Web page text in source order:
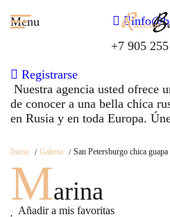
Menu
+7 905
Registrarse
Nuestra agencia usted ofrece
de conocer a una bella chica
en Rusia y en toda Europa.
Inicio Galeria San Petersburgo chica
Marina
Añadir a mis favoritas